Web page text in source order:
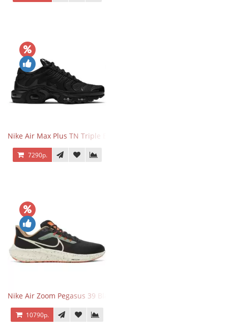
Nike Air Max Plus TN Triple Black
7290р.
Nike Air Zoom Pegasus 39 Black White Orange
10790р.